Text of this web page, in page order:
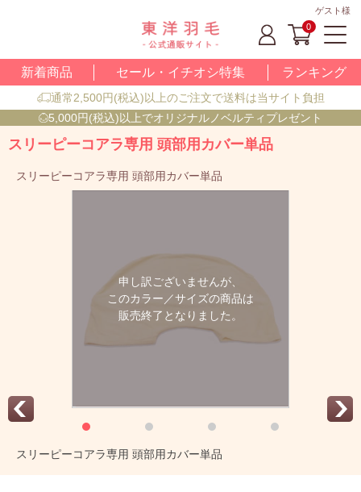
ゲスト様
0
新着商品 セール・イチオシ特集 ランキング
通常2,500円(税込)以上のご注文で送料は当サイト負担
5,000円(税込)以上でオリジナルノベルティプレゼント
スリーピーコアラ専用 頭部用カバー単品
スリーピーコアラ専用 頭部用カバー単品
申し訳ございませんが、
このカラー／サイズの商品は
販売終了となりました。
スリーピーコアラ専用 頭部用カバー単品